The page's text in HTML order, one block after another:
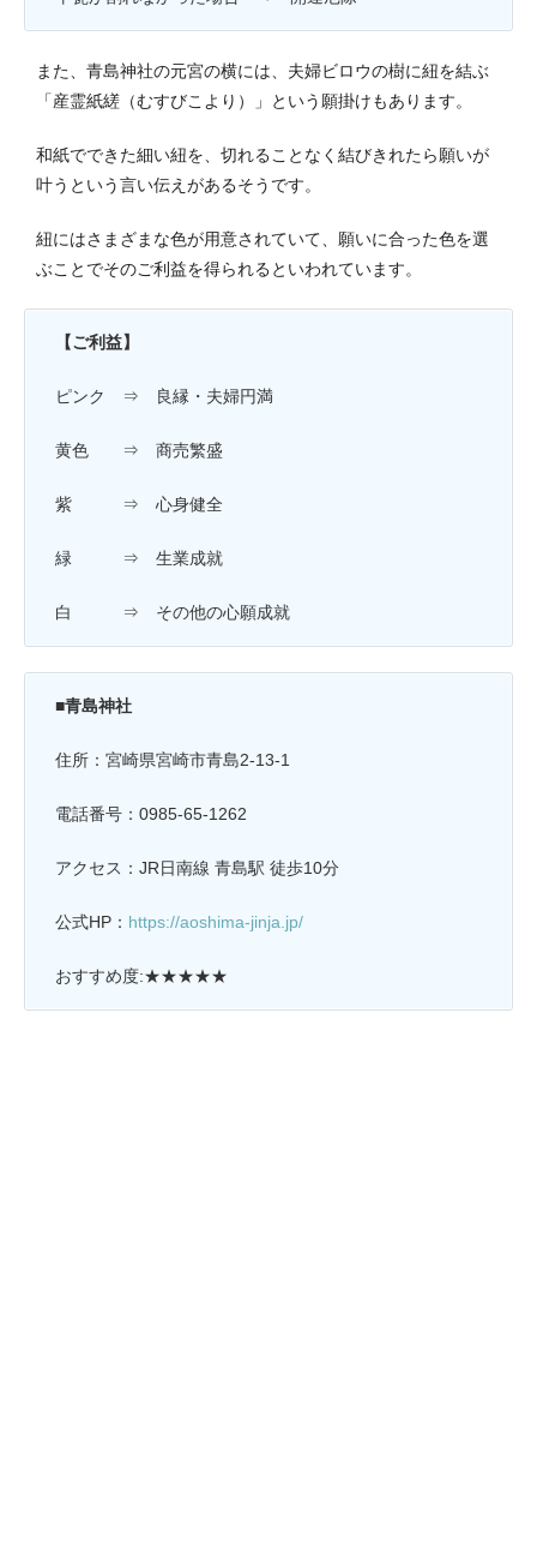
また、青島神社の元宮の横には、夫婦ビロウの樹に紐を結ぶ
「産霊紙縒（むすびこより）」という願掛けもあります。
和紙でできた細い紐を、切れることなく結びきれたら願いが
叶うという言い伝えがあるそうです。
紐にはさまざまな色が用意されていて、願いに合った色を選
ぶことでそのご利益を得られるといわれています。
【ご利益】
ピンク ⇒ 良縁・夫婦円満
黄色 ⇒ 商売繁盛
紫 ⇒ 心身健全
緑 ⇒ 生業成就
白 ⇒ その他の心願成就
■青島神社
住所：宮崎県宮崎市青島2-13-1
電話番号：0985-65-1262
アクセス：JR日南線 青島駅 徒歩10分
公式HP： https://aoshima-jinja.jp/
おすすめ度:★★★★★